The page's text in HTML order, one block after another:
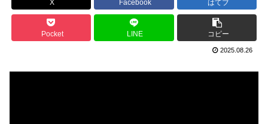
X Facebook はてブ
Pocket LINE コピー
2025.08.26